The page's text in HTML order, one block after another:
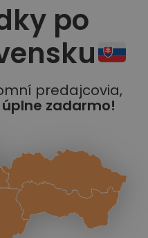
po
predajcovia,
zadarmo!